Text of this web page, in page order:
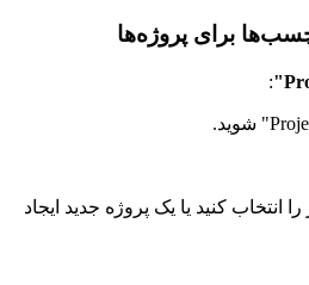
:
انتخاب کنید یا یک پروژه جدید ایجاد